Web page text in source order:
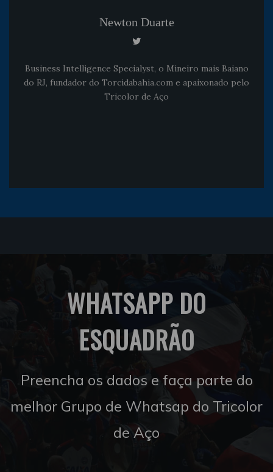
Newton Duarte
Business Intelligence Specialyst, o Mineiro mais Baiano
do RJ, fundador do Torcidabahia.com e apaixonado pelo
Tricolor de Aço
WHATSAPP DO
ESQUADRÃO
Preencha os dados e faça parte do
melhor Grupo de Whatsap do Tricolor
de Aço